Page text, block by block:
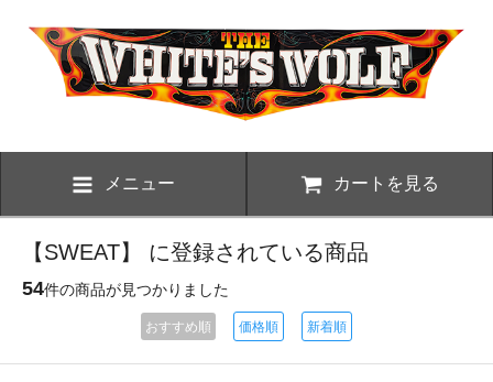
メニュー カートを見る
【SWEAT】 に登録されている商品
54件の商品が見つかりました
おすすめ順 価格順 新着順